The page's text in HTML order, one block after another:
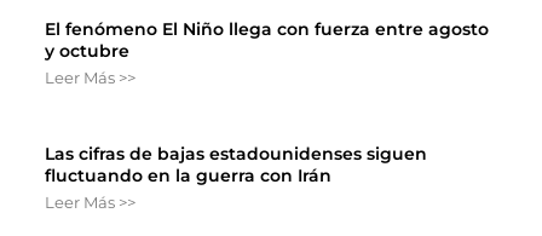
El fenómeno El Niño llega con fuerza entre agosto
y octubre
Leer Más >>
Las cifras de bajas estadounidenses siguen
fluctuando en la guerra con Irán
Leer Más >>